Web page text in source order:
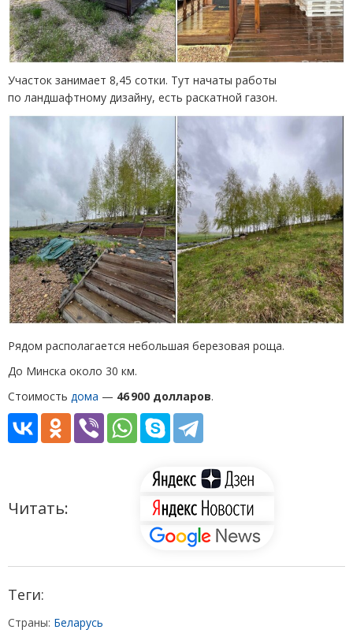
Участок занимает 8,45 сотки. Тут начаты работы
по ландшафтному дизайну, есть раскатной газон.
Рядом располагается небольшая березовая роща.
До Минска около 30 км.
Стоимость дома — 46 900 долларов.
Читать:
Теги:
Страны: Беларусь